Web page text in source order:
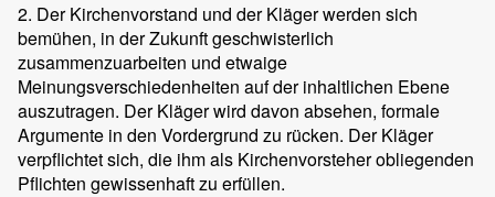
2. Der Kirchenvorstand und der Kläger werden sich
bemühen, in der Zukunft geschwisterlich
zusammenzuarbeiten und etwaige
Meinungsverschiedenheiten auf der inhaltlichen Ebene
auszutragen. Der Kläger wird davon absehen, formale
Argumente in den Vordergrund zu rücken. Der Kläger
verpflichtet sich, die ihm als Kirchenvorsteher obliegenden
Pflichten gewissenhaft zu erfüllen.